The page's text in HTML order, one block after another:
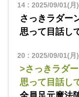
14: 2025/09/01(月
さっきラダー
思って目話し
20 : 2025/09/01(月
>さっきラダ
思って目話し